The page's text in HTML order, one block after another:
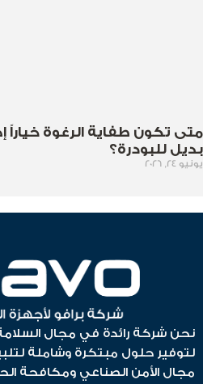
متى تكون طفاية الرغوة خياراً
بديل للبودرة؟
يونيو 24, 2026
نحن شركة رائدة في مجال
لتوفير حلول مبتكرة وشاملة
مجال الأمن الصناعي ومكافحة